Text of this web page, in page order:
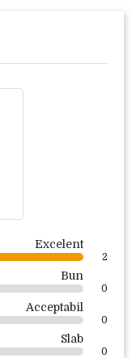
Excelent
2
Bun
0
Acceptabil
0
Slab
0